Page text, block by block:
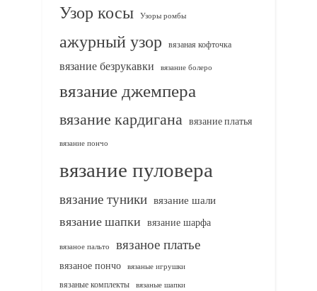
Узор косы Узоры ромбы
ажурный узор вязаная кофточка
вязание безрукавки вязание болеро
вязание джемпера
вязание кардигана вязание платья
вязание пончо
вязание пуловера
вязание туники вязание шали
вязание шапки вязание шарфа
вязаное пальто вязаное платье
вязаное пончо вязаные игрушки
вязаные комплекты
вязаные шапки